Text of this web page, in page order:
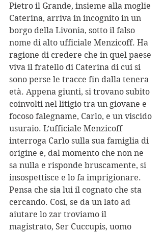
Pietro il Grande, insieme alla moglie
Caterina, arriva in incognito in un
borgo della Livonia, sotto il falso
nome di alto ufficiale Menzicoff. Ha
ragione di credere che in quel paese
viva il fratello di Caterina di cui si
sono perse le tracce fin dalla tenera
età. Appena giunti, si trovano subito
coinvolti nel litigio tra un giovane e
focoso falegname, Carlo, e un viscido
usuraio. L’ufficiale Menzicoff
interroga Carlo sulla sua famiglia di
origine e, dal momento che non ne
sa nulla e risponde bruscamente, si
insospettisce e lo fa imprigionare.
Pensa che sia lui il cognato che sta
cercando. Così, se da un lato ad
aiutare lo zar troviamo il
magistrato, Ser Cuccupis, uomo